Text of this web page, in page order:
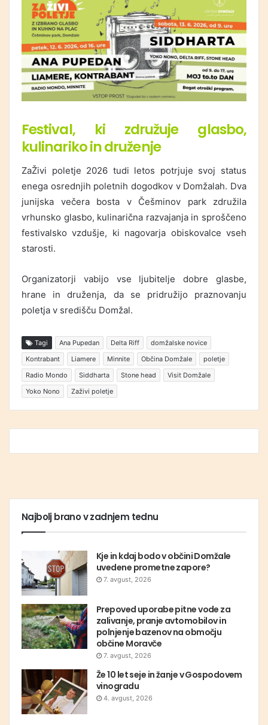
Festival, ki združuje glasbo,
kulinariko in druženje
ZaŽivi poletje 2026 tudi letos potrjuje svoj status
enega osrednjih poletnih dogodkov v Domžalah. Dva
junijska večera bosta v Češminov parkzdružila
vrhunsko glasbo, kulinarična razvajanja in sproščeno
festivalsko vzdušje, ki nagovarja obiskovalce vseh
starosti.
Organizatorji vabijo vse ljubitelje dobre glasbe,
hrane in druženja, da se pridružijo praznovanju
poletja v središču Domžal.
Tagi Ana Pupedan Delta Riff
domžalske novice
Kontrabant
Liamere Minnite Občina Domžale
poletje
Radio Mondo
Siddharta Stone head
Visit Domžale
Yoko Nono
Zaživi poletje
Najbolj brano v zadnjem tednu
Kje in kdaj bodo v občini Domžale
uvedene prometne zapore?
7. avgust, 2026
Prepoved uporabe pitne vode za
zalivanje, pranje avtomobilov in
polnjenje bazenov na območju
občine Moravče
7. avgust, 2026
Že 10 let seje in žanje v Gospodovem
vinogradu
4. avgust, 2026